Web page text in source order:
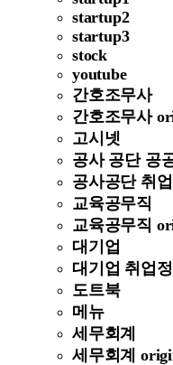
startup2
startup3
stock
youtube
간호조무사
간호조무사
고시넷
공사 공단 공
공사공단 취
교육공무직
교육공무직
대기업
대기업 취업
도트북
메뉴
세무회계
세무회계